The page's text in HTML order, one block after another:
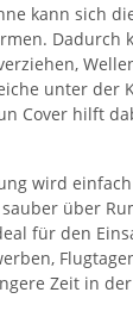
kann sich
Dadurch
unter der
Cover hilft
wird
über
für den
Zeit in